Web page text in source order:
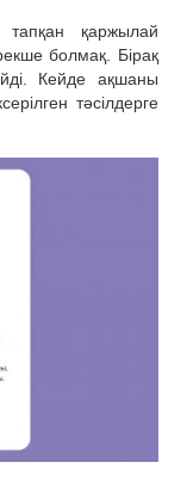
қаржылай
болмақ. Бірақ
Кейде ақшаны
тәсілдерге